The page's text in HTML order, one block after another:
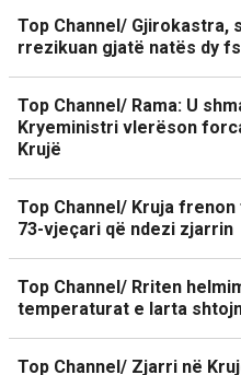
Top Channel/ Gjirokastra,
rrezikuan gjatë natës dy
Top Channel/ Rama: U
Kryeministri vlerëson
Krujë
Top Channel/ Kruja
73-vjeçari që ndezi zjarrin
Top Channel/ Rriten
temperaturat e larta
Top Channel/ Zjarri në